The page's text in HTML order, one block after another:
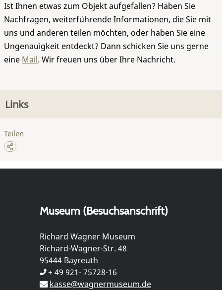
Ist Ihnen etwas zum Objekt aufgefallen? Haben Sie
Nachfragen, weiterführende Informationen, die Sie mit
uns und anderen teilen möchten, oder haben Sie eine
Ungenauigkeit entdeckt? Dann schicken Sie uns gerne
eine Mail. Wir freuen uns über Ihre Nachricht.
Links
Teilen
Museum (Besuchsanschrift)
Richard Wagner Museum
Richard-Wagner-Str. 48
95444 Bayreuth
+ 49 921- 75728-16
kasse@wagnermuseum.de